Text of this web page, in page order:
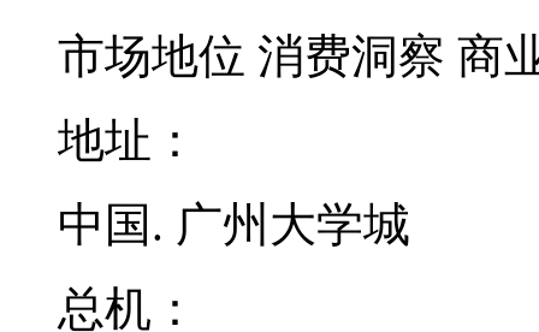
市场地位 消费洞察 商
地址：
中国. 广州大学城
总机：